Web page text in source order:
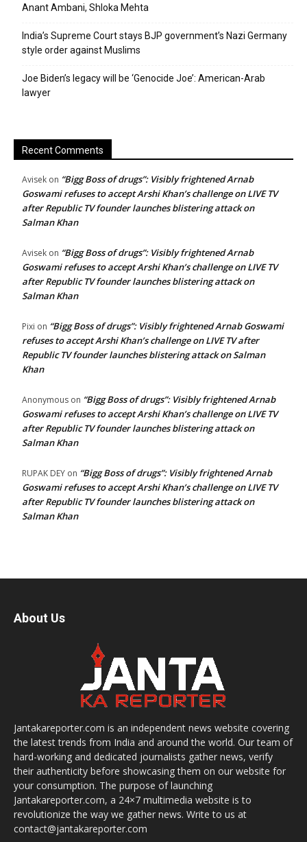
Anant Ambani, Shloka Mehta
India’s Supreme Court stays BJP government’s Nazi Germany
style order against Muslims
Joe Biden’s legacy will be ‘Genocide Joe’: American-Arab
lawyer
Recent Comments
Avisek on “Bigg Boss of drugs”: Visibly frightened Arnab
Goswami refuses to accept Arshi Khan’s challenge on LIVE TV
after Republic TV founder launches blistering attack on
Salman Khan
Avisek on “Bigg Boss of drugs”: Visibly frightened Arnab
Goswami refuses to accept Arshi Khan’s challenge on LIVE TV
after Republic TV founder launches blistering attack on
Salman Khan
Pixi on “Bigg Boss of drugs”: Visibly frightened Arnab Goswami
refuses to accept Arshi Khan’s challenge on LIVE TV after
Republic TV founder launches blistering attack on Salman
Khan
Anonymous on “Bigg Boss of drugs”: Visibly frightened Arnab
Goswami refuses to accept Arshi Khan’s challenge on LIVE TV
after Republic TV founder launches blistering attack on
Salman Khan
RUPAK DEY on “Bigg Boss of drugs”: Visibly frightened Arnab
Goswami refuses to accept Arshi Khan’s challenge on LIVE TV
after Republic TV founder launches blistering attack on
Salman Khan
About Us
Jantakareporter.com is an independent news website covering
the latest trends from India and around the world. Our team of
hard-working and dedicated journalists gather news, verify
their authenticity before showcasing them on our website for
your consumption. The purpose of launching
Jantakareporter.com, a 24×7 multimedia website is to
revolutionize the way we gather news. Write to us at
contact@jantakareporter.com